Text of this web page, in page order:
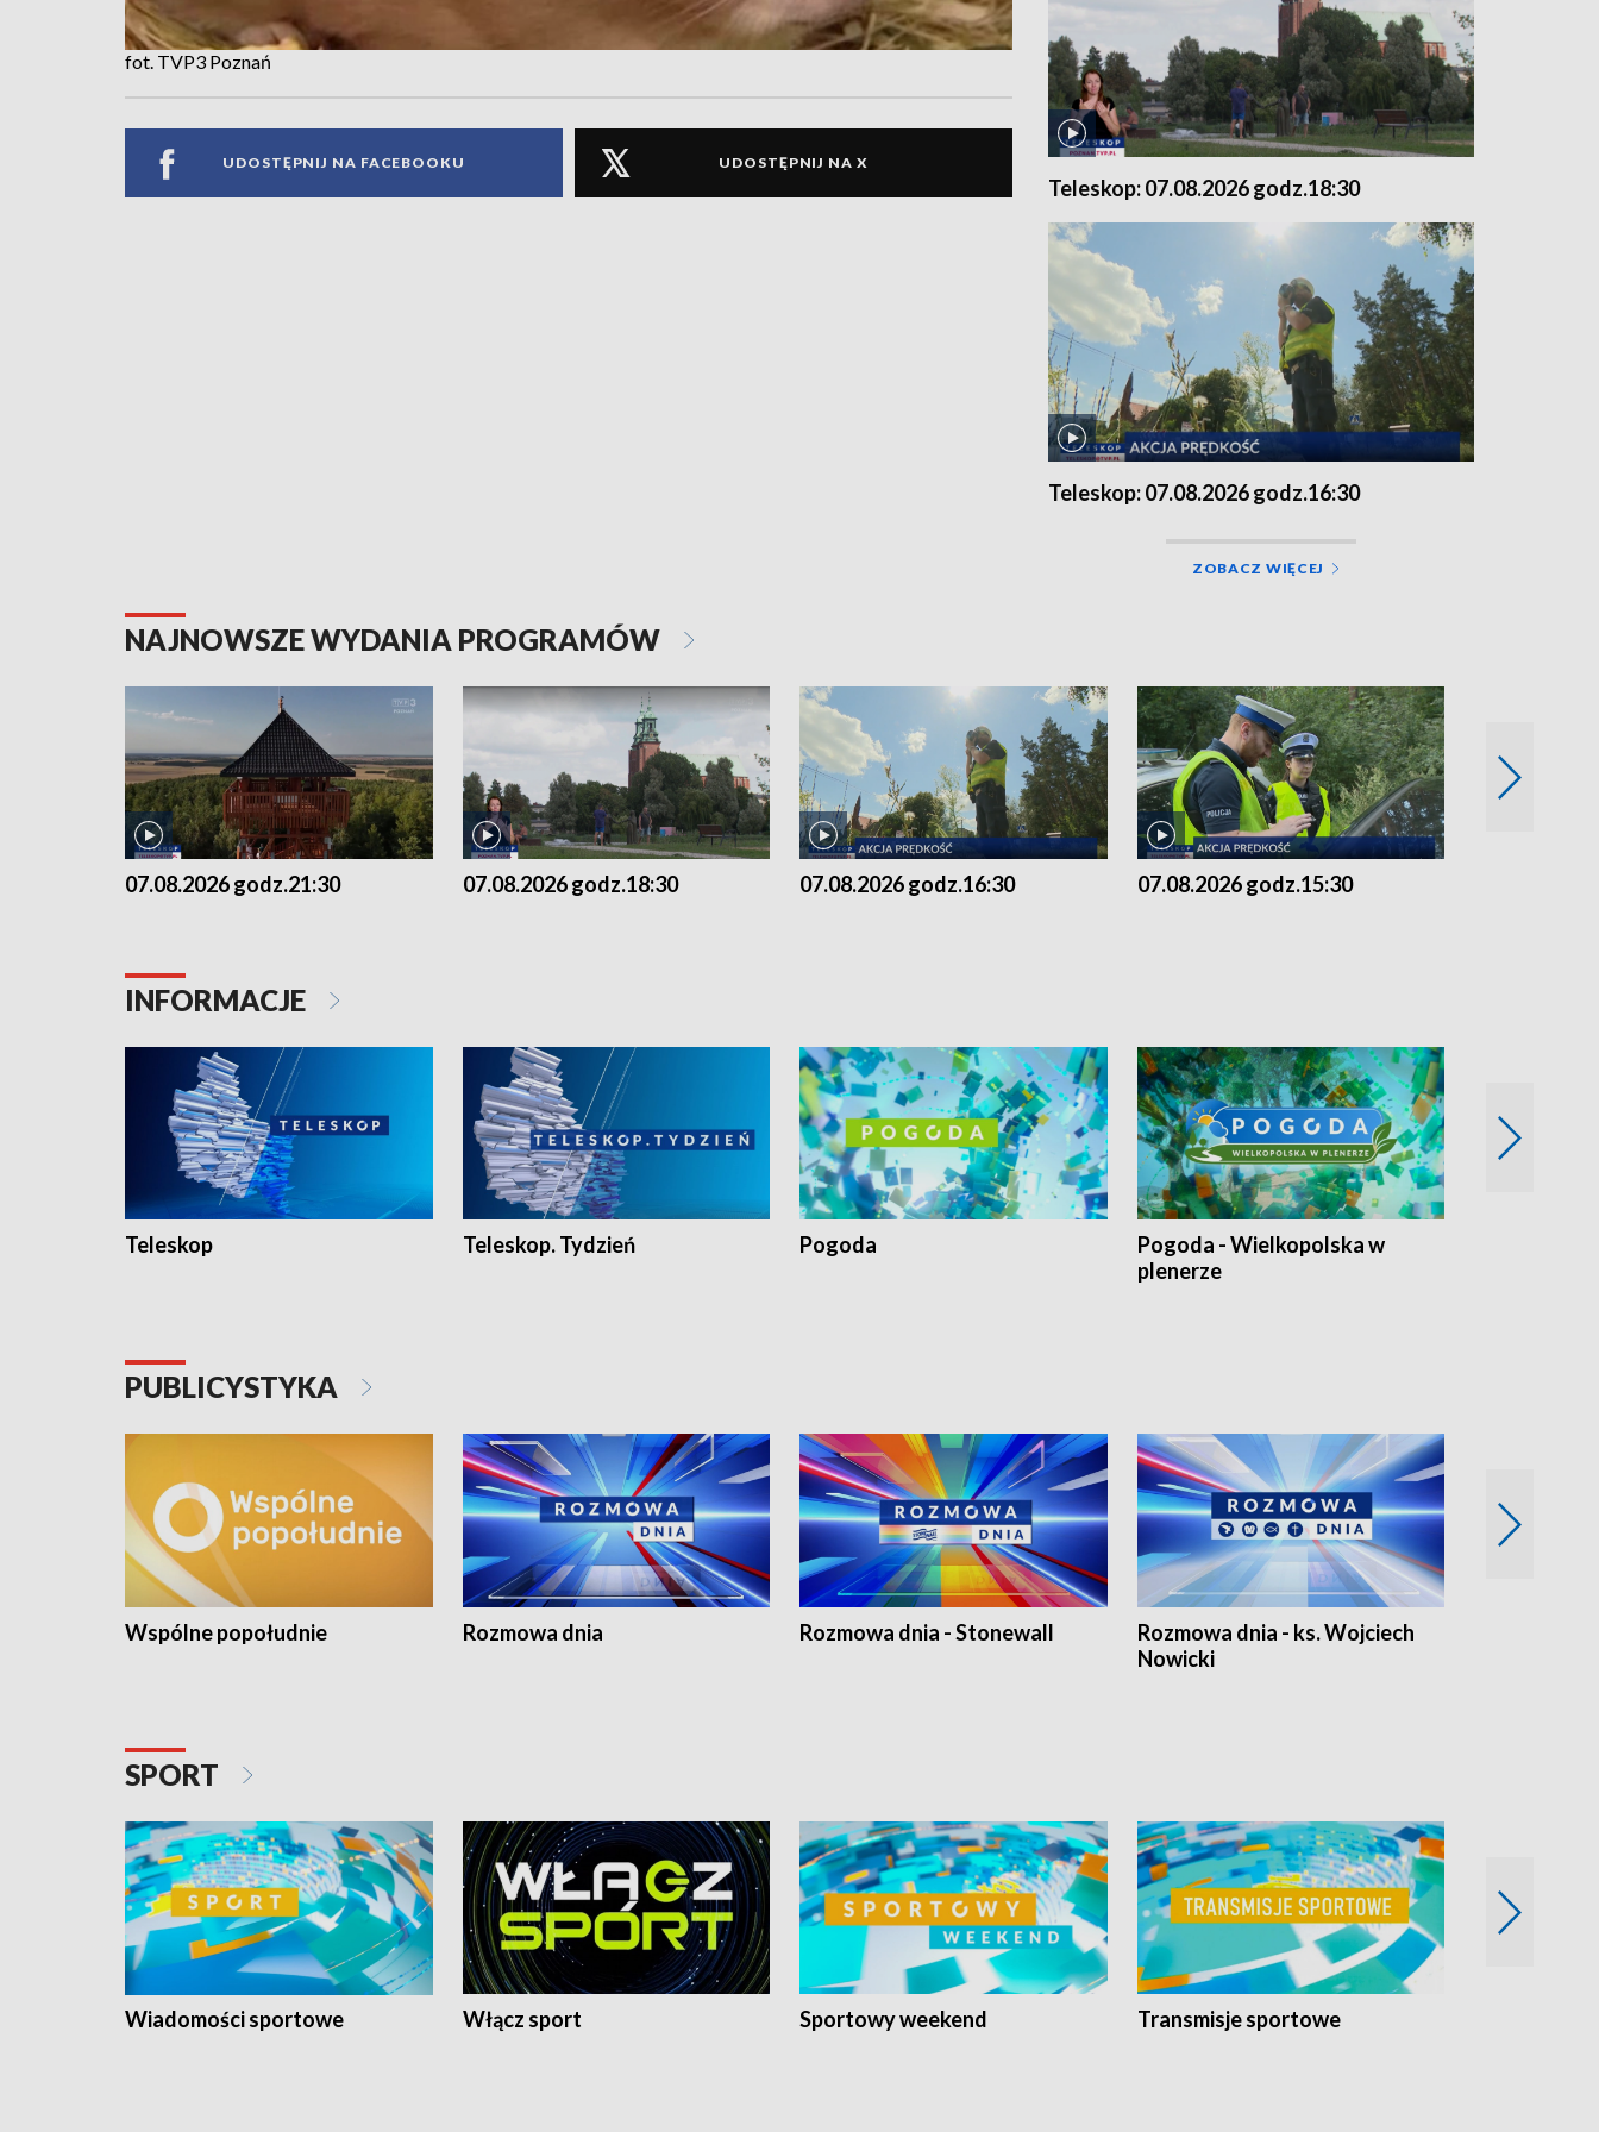
fot. TVP3 Poznań
UDOSTĘPNIJ NA FACEBOOKU UDOSTĘPNIJ NA X
Teleskop: 07.08.2026 godz.18:30
Teleskop: 07.08.2026 godz.16:30
ZOBACZ WIĘCEJ
NAJNOWSZE WYDANIA PROGRAMÓW
07.08.2026 godz.21:30 07.08.2026 godz.18:30 07.08.2026 godz.16:30 07.08.2026 godz.15:30
INFORMACJE
Teleskop Teleskop. Tydzień Pogoda
Pogoda - Wielkopolska w
plenerze
PUBLICYSTYKA
Wspólne popołudnie Rozmowa dnia Rozmowa dnia - Stonewall
Rozmowa dnia - ks. Wojciech
Nowicki
SPORT
Wiadomości sportowe Włącz sport Sportowy weekend Transmisje sportowe